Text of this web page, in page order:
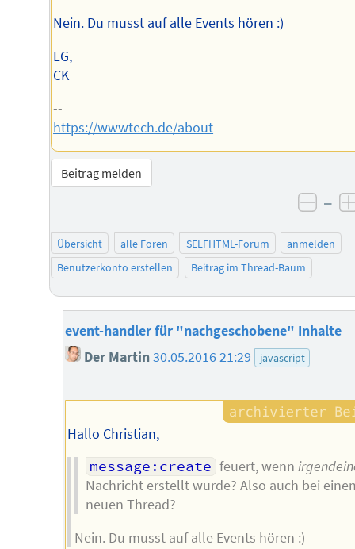
Nein. Du musst auf alle Events hören :)
LG,
CK
--
https://wwwtech.de/about
Beitrag melden
–
Übersicht alle Foren SELFHTML-Forum
anmelden
Benutzerkonto erstellen
Beitrag im Thread-Baum
event-handler für "nachgeschobene" Inhalte
Der Martin30.05.2016 21:29 javascript
Hallo Christian,
message:create feuert, wenn
Nachricht erstellt wurde? Also auch bei
neuen Thread?
Nein. Du musst auf alle Events hören :)